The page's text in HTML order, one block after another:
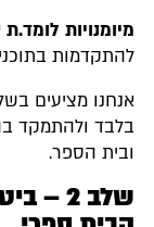
מיומנויות
להתקדמות
אנחנו מציעים
בלבד ולהתמקד
ובית הספר.
שלב 2